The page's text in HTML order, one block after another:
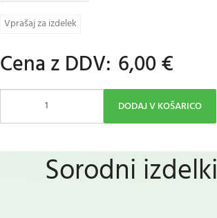
Vprašaj za izdelek
Cena z DDV: 6,00 €
DODAJ V KOŠARICO
Sorodni izdelki